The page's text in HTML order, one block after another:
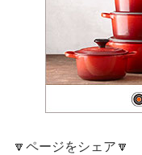
🔽ページをシェア🔽